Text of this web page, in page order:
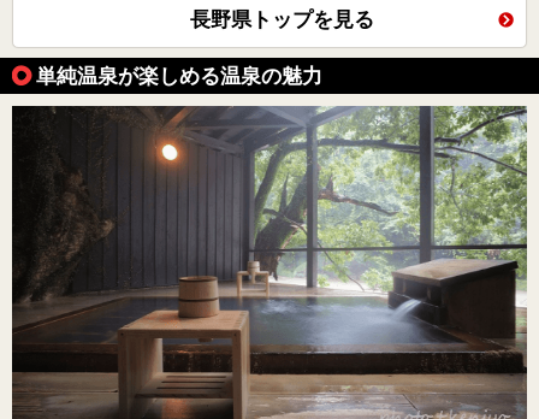
長野県トップを見る
単純温泉が楽しめる温泉の魅力